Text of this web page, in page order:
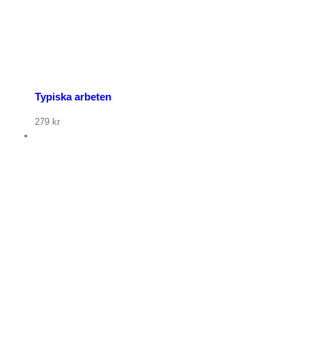
Typiska arbeten
279 kr